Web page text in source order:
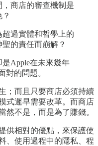
商店的審查機制是
過實體和哲學上的
的責任而崩解？
Apple在未來幾年
對的問題。
；而且只要商店必須持續
式遲早需要改革。而商店
然不是，而是為了賺錢。
供相對的優點，來保護使
、使用過程中的隱私、程